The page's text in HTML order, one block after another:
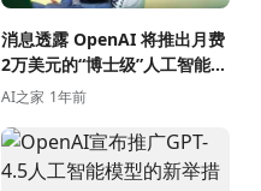
消息透露 OpenAI 将推出月费
2万美元的“博士级”人工智能助
手
AI之家 1年前